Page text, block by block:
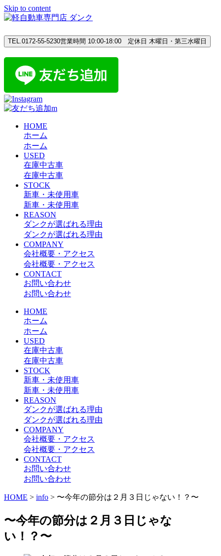
Skip to content
TEL.0172-55-5230営業時間 10:00-18:00 定休日 木曜日・第三水曜日
HOME
ホーム
ホーム
USED
在庫中古車
在庫中古車
STOCK
新車・未使用車
新車・未使用車
REASON
ダンクが選ばれる理由
ダンクが選ばれる理由
COMPANY
会社概要・アクセス
会社概要・アクセス
CONTACT
お問い合わせ
お問い合わせ
HOME
ホーム
ホーム
USED
在庫中古車
在庫中古車
STOCK
新車・未使用車
新車・未使用車
REASON
ダンクが選ばれる理由
ダンクが選ばれる理由
COMPANY
会社概要・アクセス
会社概要・アクセス
CONTACT
お問い合わせ
お問い合わせ
HOME > info > 〜今年の節分は２月３日じゃない！？〜
〜今年の節分は２月３日じゃな
い！？〜